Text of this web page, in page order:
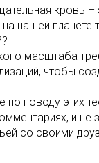
кровь –
нашей планете
масштаба
чтобы
по поводу этих
и не
со своими